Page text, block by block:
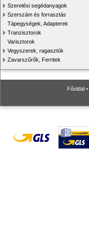
Szerelési segédanyagok
Szerszám és forrasztás
Tápegységek, Adapterek
Tranzisztorok
Varisztorok
Vegyszerek, ragasztók
Zavarszűrők, Ferritek
Főoldal •